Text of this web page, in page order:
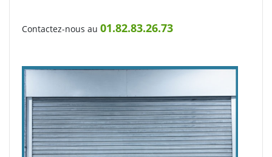
Contactez-nous au 01.82.83.26.73